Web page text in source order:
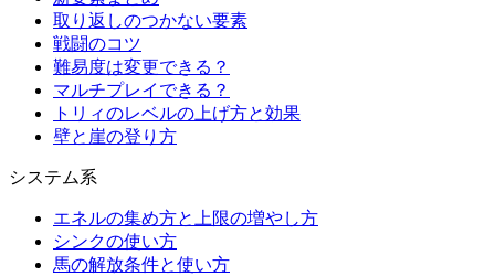
取り返しのつかない要素
戦闘のコツ
難易度は変更できる？
マルチプレイできる？
トリィのレベルの上げ方と効果
壁と崖の登り方
システム系
エネルの集め方と上限の増やし方
シンクの使い方
馬の解放条件と使い方